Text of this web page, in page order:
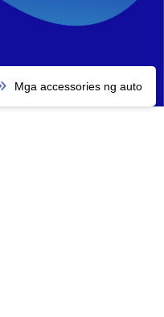
Mga accessories ng auto